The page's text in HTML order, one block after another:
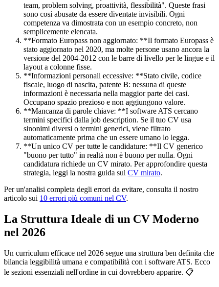
team, problem solving, proattività, flessibilità". Queste frasi
sono così abusate da essere diventate invisibili. Ogni
competenza va dimostrata con un esempio concreto, non
semplicemente elencata.
**Formato Europass non aggiornato: **Il formato Europass è
stato aggiornato nel 2020, ma molte persone usano ancora la
versione del 2004-2012 con le barre di livello per le lingue e il
layout a colonne fisse.
**Informazioni personali eccessive: **Stato civile, codice
fiscale, luogo di nascita, patente B: nessuna di queste
informazioni è necessaria nella maggior parte dei casi.
Occupano spazio prezioso e non aggiungono valore.
**Mancanza di parole chiave: **I software ATS cercano
termini specifici dalla job description. Se il tuo CV usa
sinonimi diversi o termini generici, viene filtrato
automaticamente prima che un essere umano lo legga.
**Un unico CV per tutte le candidature: **Il CV generico
"buono per tutto" in realtà non è buono per nulla. Ogni
candidatura richiede un CV mirato. Per approfondire questa
strategia, leggi la nostra guida sul CV mirato.
Per un'analisi completa degli errori da evitare, consulta il nostro
articolo sui 10 errori più comuni nel CV.
La Struttura Ideale di un CV Moderno
nel 2026
Un curriculum efficace nel 2026 segue una struttura ben definita che
bilancia leggibilità umana e compatibilità con i software ATS. Ecco
le sezioni essenziali nell'ordine in cui dovrebbero apparire. 📋